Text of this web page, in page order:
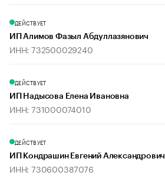
ДЕЙСТВУЕТ
ИП Алимов Фазыл Абдуллазянович
ИНН: 732500029240
ДЕЙСТВУЕТ
ИП Надысова Елена Ивановна
ИНН: 731000074010
ДЕЙСТВУЕТ
ИП Кондрашин Евгений Александрович
ИНН: 730600387076